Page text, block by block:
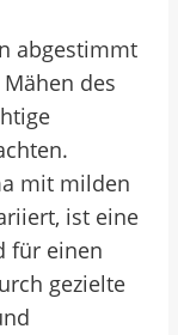
abgestimmt
des
mit milden
ist eine
für einen
gezielte